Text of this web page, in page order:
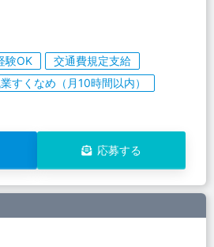
験OK
交通費規定支給
すくなめ（月10時間以内）
応募する